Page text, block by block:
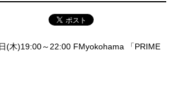
(木)19:00～22:00 FMyokohama 「PRIME